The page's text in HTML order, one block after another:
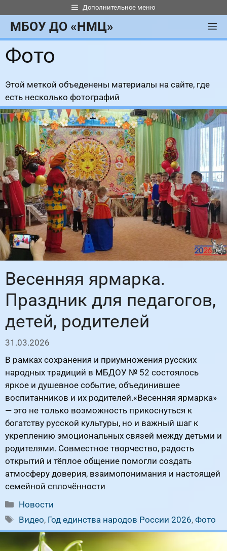
к
содержимому
Дополнительное меню
МБОУ ДО «НМЦ»
Фото
Этой меткой объеденены материалы на сайте, где
есть несколько фотографий
Весенняя ярмарка.
Праздник для педагогов,
детей, родителей
31.03.2026
В рамках сохранения и приумножения русских
народных традиций в МБДОУ № 52 состоялось
яркое и душевное событие, объединившее
воспитанников и их родителей.«Весенняя ярмарка»
— это не только возможность прикоснуться к
богатству русской культуры, но и важный шаг к
укреплению эмоциональных связей между детьми и
родителями. Совместное творчество, радость
открытий и тёплое общение помогли создать
атмосферу доверия, взаимопонимания и настоящей
семейной сплочённости
Рубрики
Новости
Метки
Видео, Год единства народов России 2026,Фото